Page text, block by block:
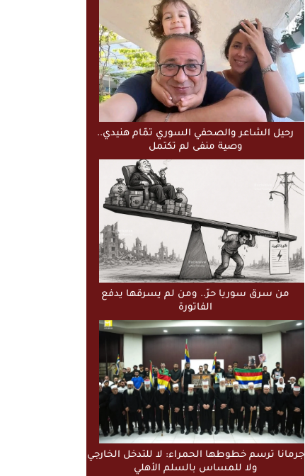
رحيل الشاعر والصحفي السوري تمّام هنيدي..
وصية منفى لم تكتمل
من سرق سوريا حرّ.. ومن لم يسرقها يدفع
الفاتورة
جرمانا ترسم خطوطها الحمراء: لا للتدخل الخارجي
ولا للمساس بالسلم الأهلي